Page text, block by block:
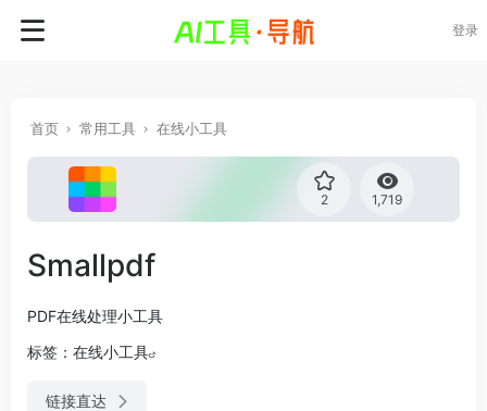
登录
首页 常用工具 在线小工具
2 1,719
Smallpdf
PDF在线处理小工具
标签： 在线小工具
链接直达